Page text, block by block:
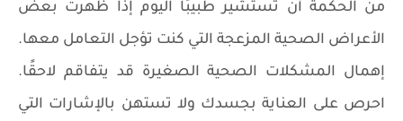
من الحكمة أن تستشير طبيبًا اليوم إذا ظهرت بعض
الأعراض الصحية المزعجة التي كنت تؤجل التعامل معها.
إهمال المشكلات الصحية الصغيرة قد يتفاقم لاحقًا.
احرص على العناية بجسدك ولا تستهن بالإشارات التي